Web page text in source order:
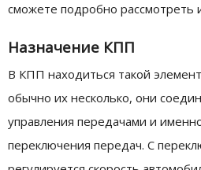
сможете подробно рассмотреть
Назначение КПП
В КПП находиться такой
обычно их несколько, они
управления передачами и
переключения передач. С